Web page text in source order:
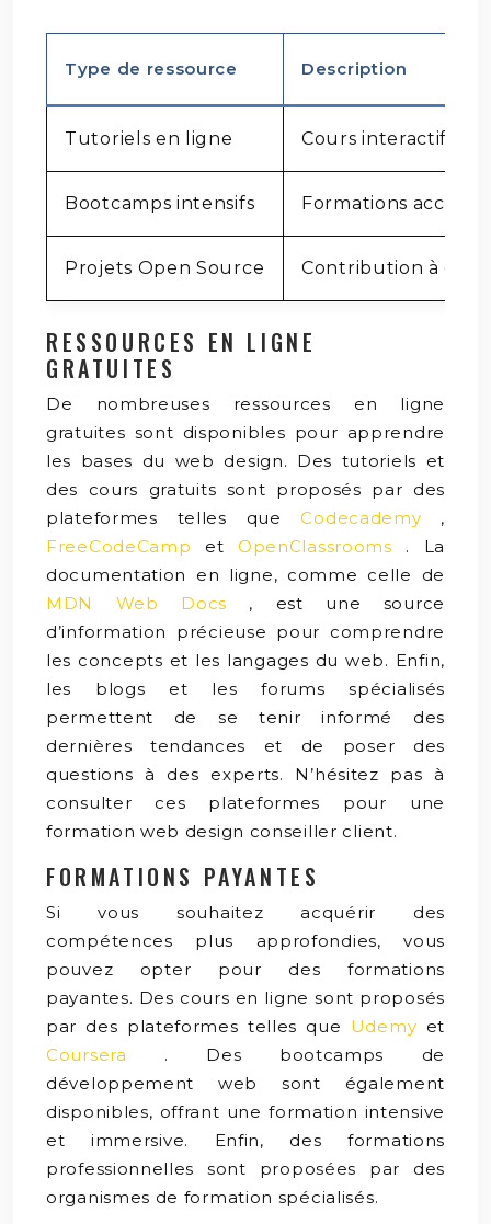
Type de ressource Description
Tutoriels en ligne Cours interactifs
Bootcamps intensifs Formations
Projets Open Source Contribution à des
RESSOURCES EN LIGNE
GRATUITES
De nombreuses ressources en ligne
gratuites sont disponibles pour apprendre
les bases du web design. Des tutoriels et
des cours gratuits sont proposés par des
plateformes telles queCodecademy ,
FreeCodeCamp et OpenClassrooms . La
documentation en ligne, comme celle de
MDN Web Docs , est une source
d’information précieuse pour comprendre
les concepts et les langages du web. Enfin,
les blogs et les forums spécialisés
permettent de se tenir informé des
dernières tendances et de poser des
questions à des experts. N’hésitez pas à
consulter ces plateformes pour une
formation web design conseiller client.
FORMATIONS PAYANTES
Si vous souhaitez acquérir des
compétences plus approfondies, vous
pouvez opter pour des formations
payantes. Des cours en ligne sont proposés
par des plateformes telles que Udemy et
Coursera . Des bootcamps de
développement web sont également
disponibles, offrant une formation intensive
et immersive. Enfin, des formations
professionnelles sont proposées par des
organismes de formation spécialisés.